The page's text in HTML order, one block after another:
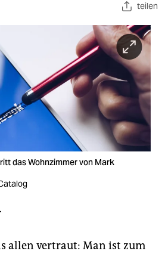
teilen
das Wohnzimmer von Mark
allen vertraut: Man ist zum